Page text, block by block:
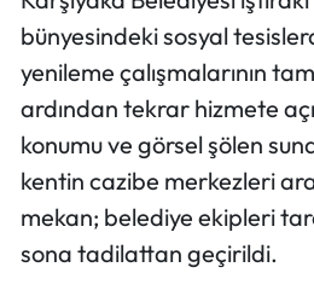
bünyesindeki sosyal
yenileme çalışmalarının
ardından tekrar hizmete
konumu ve görsel şölen
kentin cazibe merkezleri
mekan; belediye ekipleri
sona tadilattan geçirildi.